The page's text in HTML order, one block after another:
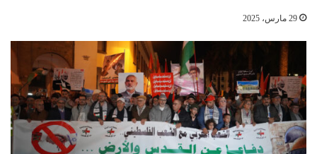
29 مارس، 2025